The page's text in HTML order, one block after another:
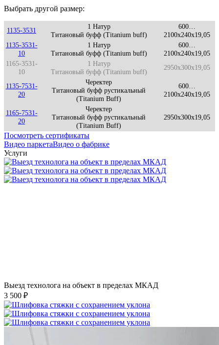
Выбрать другой размер:
1135-3531
1 Натур
Титановый буфф (Titanium buff)
600…
2100x240x19,05
1135-3531-
10
1 Натур
Титановый буфф (Titanium buff)
600…
2100x240x19,05
1165-3531-
10
1 Натур
Титановый буфф (Titanium buff)
2950x300x19,05
1135-7531-
20
Черектер
Титановый буфф рустикальный
(Titanium Buff)
600…
2100x240x19,05
1165-7531-
20
Черектер
Титановый буфф рустикальный
(Titanium Buff)
2950x300x19,05
Посмотреть сертификаты
Видео паркетаВидео о фабрике
Услуги
Выезд технолога на объект в пределах МКАД
3 500 ₽